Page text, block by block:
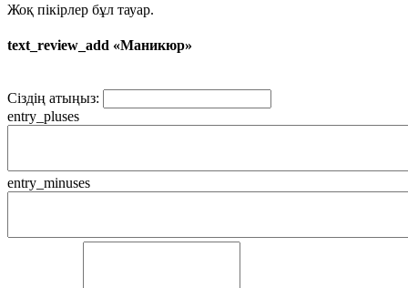
Жоқ пікірлер бұл тауар.
text_review_add «Маникюр»
Сіздің атыңыз:
entry_pluses
entry_minuses